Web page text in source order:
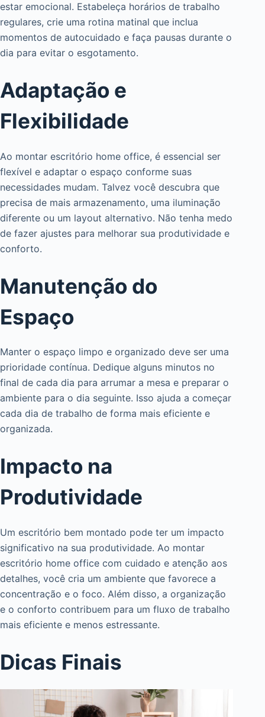
estar emocional. Estabeleça horários de trabalho
regulares, crie uma rotina matinal que inclua
momentos de autocuidado e faça pausas durante o
dia para evitar o esgotamento.
Adaptação e
Flexibilidade
Ao montar escritório home office, é essencial ser
flexível e adaptar o espaço conforme suas
necessidades mudam. Talvez você descubra que
precisa de mais armazenamento, uma iluminação
diferente ou um layout alternativo. Não tenha medo
de fazer ajustes para melhorar sua produtividade e
conforto.
Manutenção do
Espaço
Manter o espaço limpo e organizado deve ser uma
prioridade contínua. Dedique alguns minutos no
final de cada dia para arrumar a mesa e preparar o
ambiente para o dia seguinte. Isso ajuda a começar
cada dia de trabalho de forma mais eficiente e
organizada.
Impacto na
Produtividade
Um escritório bem montado pode ter um impacto
significativo na sua produtividade. Ao montar
escritório home office com cuidado e atenção aos
detalhes, você cria um ambiente que favorece a
concentração e o foco. Além disso, a organização
e o conforto contribuem para um fluxo de trabalho
mais eficiente e menos estressante.
Dicas Finais